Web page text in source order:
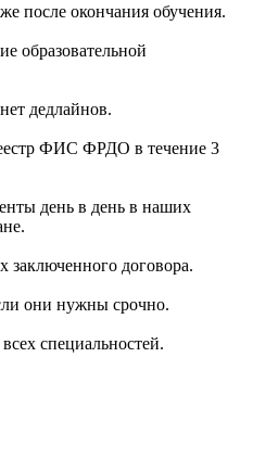
после окончания обучения.
образовательной
дедлайнов.
ФИС ФРДО в течение 3
день в день в наших
заключенного договора.
они нужны срочно.
специальностей.